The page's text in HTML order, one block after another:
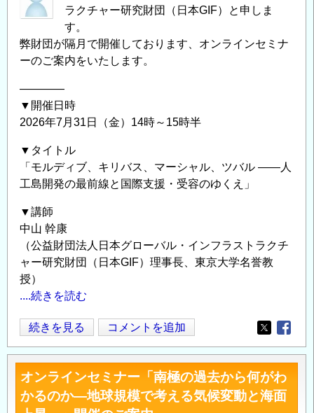
ラクチャー研究財団（日本GIF）と申しま
す。
弊財団が隔月で開催しております、オンラインセミナ
ーのご案内をいたします。
――――
▼開催日時
2026年7月31日（金）14時～15時半
▼タイトル
「モルディブ、キリバス、マーシャル、ツバル ――人
工島開発の最前線と国際支援・受容のゆくえ」
▼講師
中山 幹康
（公益財団法人日本グローバル・インフラストラクチ
ャー研究財団（日本GIF）理事長、東京大学名誉教
授）
....続きを読む
オ
ン
ラ
イ
ン
続きを見る コメントを追加
Opens in
オンラインセミナー「南極の過去から何がわ
かるのか―地球規模で考える気候変動と海面